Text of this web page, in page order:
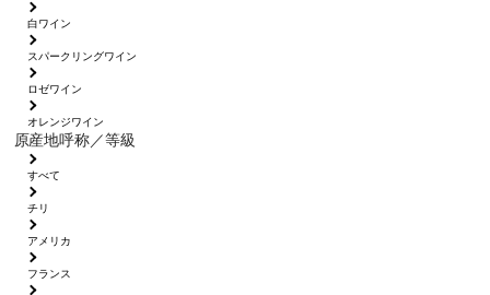
白ワイン
スパークリングワイン
ロゼワイン
オレンジワイン
原産地呼称／等級
すべて
チリ
アメリカ
フランス